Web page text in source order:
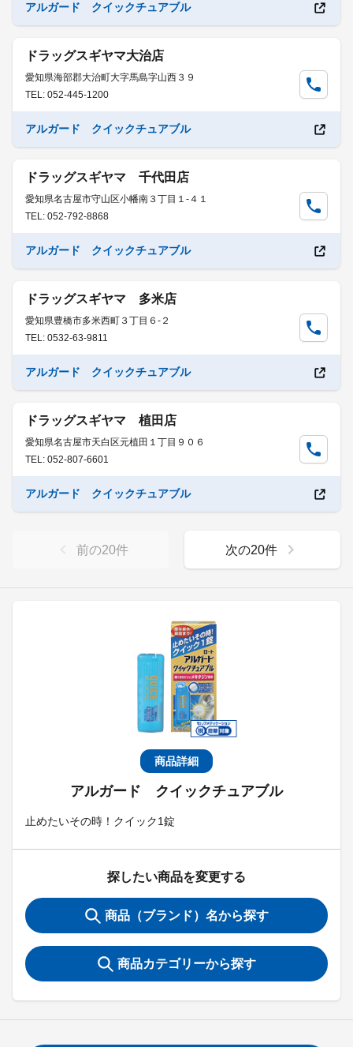
商品詳細
アルガード クイックチュアブル
止めたいその時！クイック1錠
探したい商品を変更する
商品（ブランド）名から探す
商品カテゴリーから探す
アルガード クイックチュアブル
ドラッグスギヤマ大治店
愛知県海部郡大治町大字馬島字山西３９
TEL: 052-445-1200
アルガード クイックチュアブル
ドラッグスギヤマ 千代田店
愛知県名古屋市守山区小幡南３丁目１-４１
TEL: 052-792-8868
アルガード クイックチュアブル
ドラッグスギヤマ 多米店
愛知県豊橋市多米西町３丁目６-２
TEL: 0532-63-9811
アルガード クイックチュアブル
ドラッグスギヤマ 植田店
愛知県名古屋市天白区元植田１丁目９０６
TEL: 052-807-6601
アルガード クイックチュアブル
前の20件 次の20件